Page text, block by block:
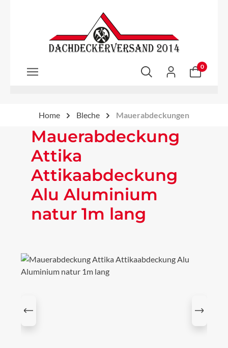
Zum Hauptinhalt springen
0
Home Bleche Mauerabdeckungen
Mauerabdeckung
Attika
Attikaabdeckung
Alu Aluminium
natur 1m lang
Bildergalerie überspringen